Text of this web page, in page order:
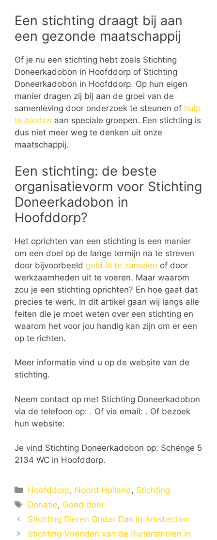
Een stichting draagt bij aan
een gezonde maatschappij
Of je nu een stichting hebt zoals Stichting
Doneerkadobon in Hoofddorp of Stichting
Doneerkadobon in Hoofddorp. Op hun eigen
manier dragen zij bij aan de groei van de
samenleving door onderzoek te steunen of hulp
te bieden aan speciale groepen. Een stichting is
dus niet meer weg te denken uit onze
maatschappij.
Een stichting: de beste
organisatievorm voor Stichting
Doneerkadobon in
Hoofddorp?
Het oprichten van een stichting is een manier
om een doel op de lange termijn na te streven
door bijvoorbeeld geld in te zamelen of door
werkzaamheden uit te voeren. Maar waarom
zou je een stichting oprichten? En hoe gaat dat
precies te werk. In dit artikel gaan wij langs alle
feiten die je moet weten over een stichting en
waarom het voor jou handig kan zijn om er een
op te richten.
Meer informatie vind u op de website van de
stichting.
Neem contact op met Stichting Doneerkadobon
via de telefoon op: . Of via email: . Of bezoek
hun website:
Je vind Stichting Doneerkadobon op: Schenge 5
2134 WC in Hoofddorp.
Categorieën
Hoofddorp, Noord Holland, Stichting
Tags
Donatie, Goed doel
Stichting Dieren Onder Dak in Amsterdam
Stichting Vrienden van de Ruitersmolen in